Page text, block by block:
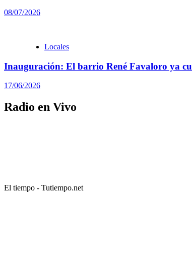
08/07/2026
Locales
Inauguración: El barrio René Favaloro ya
17/06/2026
Radio en Vivo
El tiempo - Tutiempo.net